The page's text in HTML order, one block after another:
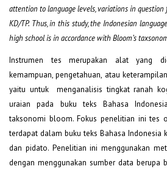
attention to language levels, variations in
KD/TP. Thus, in this study, the Indonesian
high school is in accordance with Bloom’s
Instrumen tes merupakan alat yang
kemampuan, pengetahuan, atau
yaitu untuk menganalisis tingkat ranah
uraian pada buku teks Bahasa
taksonomi bloom. Fokus penelitian ini tes
terdapat dalam buku teks Bahasa Indonesia
dan pidato. Penelitian ini menggunakan
dengan menggunakan sumber data berupa